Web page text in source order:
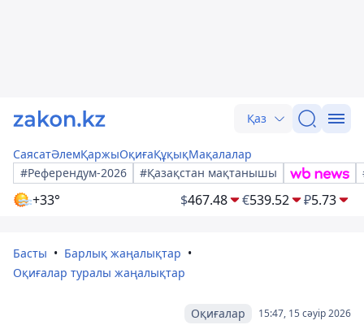
Қаз
СаясатӘлемҚаржыОқиғаҚұқықМақалалар
#Референдум-2026
#Қазақстан мақтанышы
+33° $467.48 €539.52 ₽5.73
Басты
Барлық жаңалықтар
Оқиғалар туралы жаңалықтар
15:47, 15 сәуір 2026
Оқиғалар